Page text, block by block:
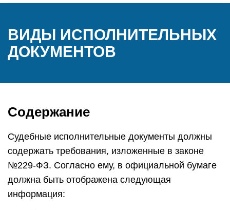
ВИДЫ ИСПОЛНИТЕЛЬНЫХ
ДОКУМЕНТОВ
Содержание
Судебные исполнительные документы должны
содержать требования, изложенные в законе
№229-ФЗ. Согласно ему, в официальной бумаге
должна быть отображена следующая
информация: